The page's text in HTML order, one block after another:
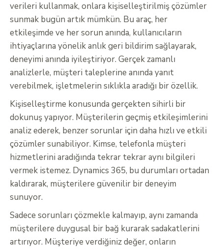
verileri kullanmak, onlara kişiselleştirilmiş çözümler
sunmak bugün artık mümkün. Bu araç, her
etkileşimde ve her sorun anında, kullanıcıların
ihtiyaçlarına yönelik anlık geri bildirim sağlayarak,
deneyimi anında iyileştiriyor. Gerçek zamanlı
analizlerle, müşteri taleplerine anında yanıt
verebilmek, işletmelerin sıklıkla aradığı bir özellik.
Kişiselleştirme konusunda gerçekten sihirli bir
dokunuş yapıyor. Müşterilerin geçmiş etkileşimlerini
analiz ederek, benzer sorunlar için daha hızlı ve etkili
çözümler sunabiliyor. Kimse, telefonla müşteri
hizmetlerini aradığında tekrar tekrar aynı bilgileri
vermek istemez. Dynamics 365, bu durumları ortadan
kaldırarak, müşterilere güvenilir bir deneyim
sunuyor.
Sadece sorunları çözmekle kalmayıp, aynı zamanda
müşterilere duygusal bir bağ kurarak sadakatlerini
artırıyor. Müşteriye verdiğiniz değer, onların